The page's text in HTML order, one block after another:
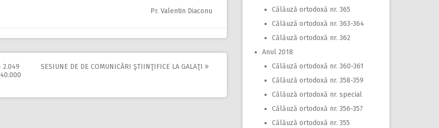
Pr. Valentin Diaconu
2.049
SESIUNE DE DE COMUNICĂRI ŞTIINŢIFICE LA GALAŢI
Călăuză ortodoxă nr. 365
Călăuză ortodoxă nr. 363-364
Călăuză ortodoxă nr. 362
Anul 2018
Călăuză ortodoxă nr. 360-361
Călăuză ortodoxă nr. 358-359
Călăuză ortodoxă nr. special
Călăuză ortodoxă nr. 356-357
Călăuză ortodoxă nr. 355